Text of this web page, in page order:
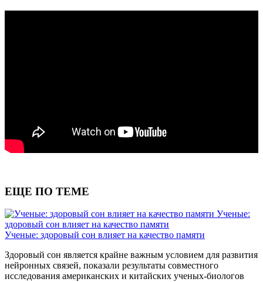
ЕЩЕ ПО ТЕМЕ
Ученые:
здоровый сон влияет на качество памяти
Ученые: здоровый сон влияет на качество памяти
Здоровый сон является крайне важным условием для развития
нейронных связей, показали результаты совместного
исследования американских и китайских ученых-биологов